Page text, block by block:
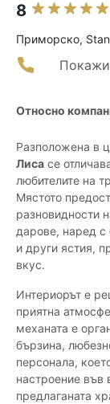
8
Приморско,
Относно
Разположена в
Лиса се
любителите на
Мястото
разновидности
дарове, наред с
и други ястия,
вкус.
Интериорът е
приятна
механата е
бързина,
персонала,
настроение във
предлаганата